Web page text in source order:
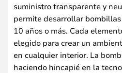
suministro transparente y
permite desarrollar
10 años o más. Cada
elegido para crear un
en cualquier interior. La
haciendo hincapié en la